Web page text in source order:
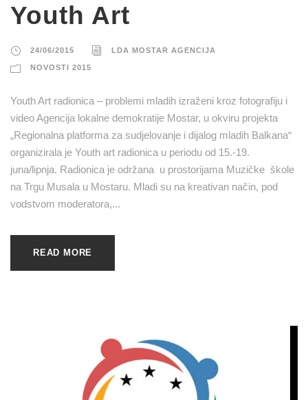
Youth Art
24/06/2015 LDA MOSTAR AGENCIJA
NOVOSTI 2015
Youth Art radionica – problemi mladih izraženi kroz fotografiju i
video Agencija lokalne demokratije Mostar, u okviru projekta
„Regionalna platforma za sudjelovanje i dijalog mladih Balkana“
organizirala je Youth art radionica u periodu od 15.-19.
juna/lipnja. Radionica je održana u prostorijama Muzičke škole
na Trgu Musala u Mostaru. Mladi su na kreativan način, pod
vodstvom moderatora,...
READ MORE